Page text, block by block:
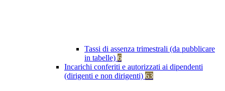
Tassi di assenza trimestrali (da pubblicare
in tabelle) 6
Incarichi conferiti e autorizzati ai dipendenti
(dirigenti e non dirigenti) 63